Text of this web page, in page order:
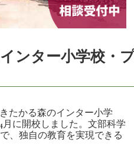
ンター小学校・
たかる森のインター小学
月に開校しました。文部科学
、独自の教育を実現できる